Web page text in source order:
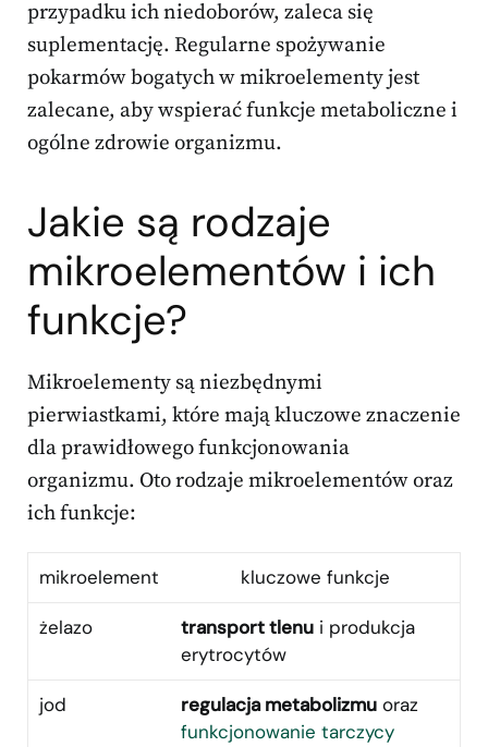
przypadku ich niedoborów, zaleca się
suplementację. Regularne spożywanie
pokarmów bogatych w mikroelementy jest
zalecane, aby wspierać funkcje metaboliczne i
ogólne zdrowie organizmu.
Jakie są rodzaje
mikroelementów i ich
funkcje?
Mikroelementy są niezbędnymi
pierwiastkami, które mają kluczowe znaczenie
dla prawidłowego funkcjonowania
organizmu. Oto rodzaje mikroelementów oraz
ich funkcje:
mikroelement kluczowe funkcje
żelazo transport tlenu i produkcja
erytrocytów
jod regulacja metabolizmu oraz
funkcjonowanie tarczycy